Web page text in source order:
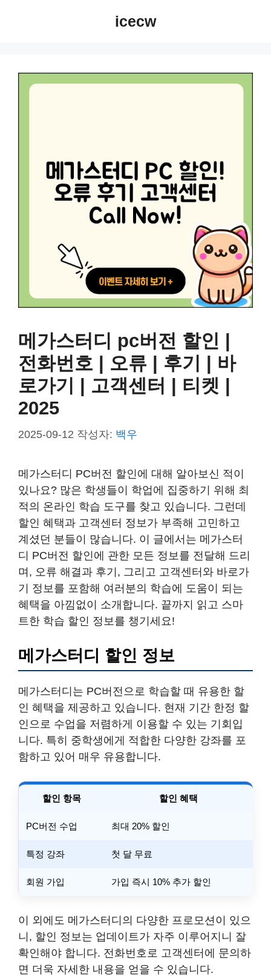
icecw
메가스터디 pc버전 할인 |
전화번호 | 오류 | 후기 | 바
로가기 | 고객센터 | 티켓 |
2025
2025-09-12 작성자: 백우
메가스터디 PC버전 할인에 대해 알아보신 적이
있나요? 많은 학생들이 학업에 집중하기 위해 최
적의 온라인 학습 도구를 찾고 있습니다. 그런데
할인 혜택과 고객센터 정보가 부족해 고민하고
계셨던 분들이 많습니다. 이 글에서는 메가스터
디 PC버전 할인에 관한 모든 정보를 전달해 드리
며, 오류 해결과 후기, 그리고 고객센터와 바로가
기 정보를 포함해 여러분의 학습에 도움이 되는
혜택을 아낌없이 소개합니다. 끝까지 읽고 스마
트한 학습 할인 정보를 챙기세요!
메가스터디 할인 정보
메가스터디는 PC버전으로 학습할 때 유용한 할
인 혜택을 제공하고 있습니다. 현재 기간 한정 할
인으로 수업을 저렴하게 이용할 수 있는 기회입
니다. 특히 중학생에게 적합한 다양한 강좌를 포
함하고 있어 매우 유용합니다.
할인 항목 할인 혜택
PC버전 수업 최대 20% 할인
특정 강좌 첫 달 무료
회원 가입 가입 즉시 10% 추가 할인
이 외에도 메가스터디의 다양한 프로모션이 있으
니, 할인 정보는 업데이트가 자주 이루어지니 잘
확인해야 합니다. 전화번호로 고객센터에 문의하
면 더욱 자세한 내용을 얻을 수 있습니다.